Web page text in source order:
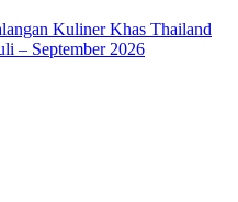
Kuliner Khas Thailand
– September 2026